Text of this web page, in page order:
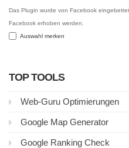
Das Plugin wurde von Facebook
Facebook erhoben werden.
Auswahl merken
TOP TOOLS
Web-Guru Optimierungen
Google Map Generator
Google Ranking Check